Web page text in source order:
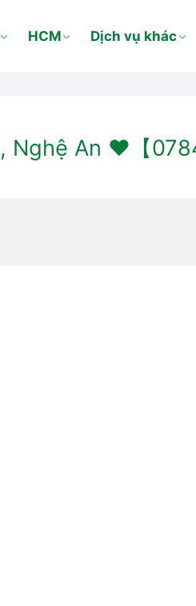
HCM Dịch vụ khác
Nghệ An ❤️【